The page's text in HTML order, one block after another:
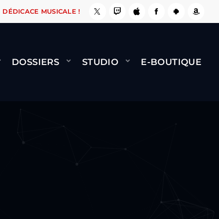
ÇA LE FAIT ! NAMI BERNARD MINET - FLY
DÉDICACE MUSICALE !
DOSSIERS STUDIO E-BOUTIQUE